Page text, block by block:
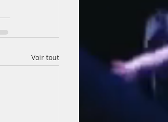
Voir tout